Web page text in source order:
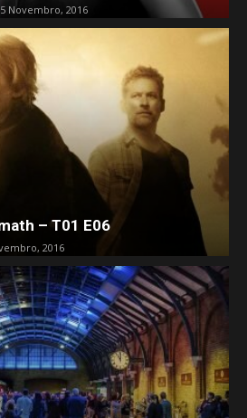
5 Novembro, 2016
– T01 E06
2016